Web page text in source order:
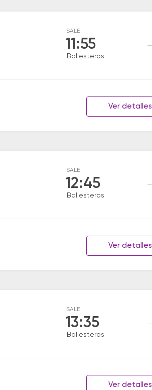
SALE
11:55
Ballesteros
Ver detalles
SALE
12:45
Ballesteros
Ver detalles
SALE
13:35
Ballesteros
Ver detalles